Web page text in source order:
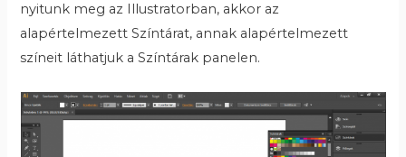
nyitunk meg az Illustratorban, akkor az
alapértelmezett Színtárat, annak alapértelmezett
színeit láthatjuk a Színtárak panelen.